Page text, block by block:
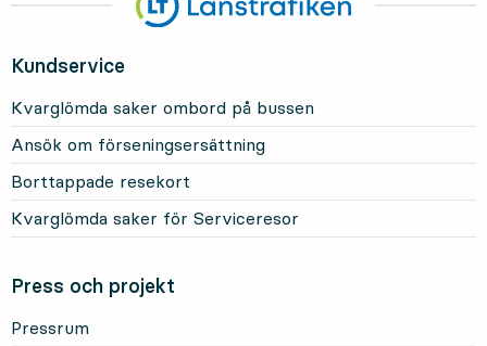
Kundservice
Kvarglömda saker ombord på bussen
Ansök om förseningsersättning
Borttappade resekort
Kvarglömda saker för Serviceresor
Press och projekt
Pressrum